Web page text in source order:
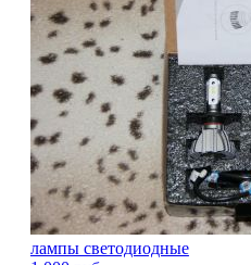
лампы светодиодные